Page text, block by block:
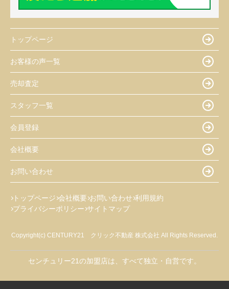
トップページ
お客様の声一覧
売却査定
スタッフ一覧
会員登録
会社概要
お問い合わせ
トップページ 会社概要 お問い合わせ 利用規約
プライバシーポリシー サイトマップ
Copyright(c) CENTURY21 クリック不動産 株式会社 All Rights Reserved.
センチュリー21の加盟店は、すべて独立・自営です。